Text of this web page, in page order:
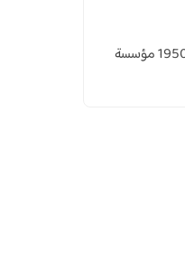
التعليم الرقمي.. تجهيز حوالي 1950 مؤسسة